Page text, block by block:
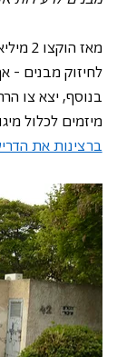
לחיזוק מבנים -
בנוסף, יצא צו
מיזמים לכלול
ברצינות את